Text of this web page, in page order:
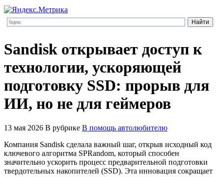
Sandisk открывает доступ к
технологии, ускоряющей
подготовку SSD: прорыв для
ИИ, но не для геймеров
13 мая 2026 В рубрике В помощь автолюбителю
Компания Sandisk сделала важный шаг, открыв исходный код
ключевого алгоритма SPRandom, который способен
значительно ускорить процесс предварительной подготовки
твердотельных накопителей (SSD). Эта инновация сокращает